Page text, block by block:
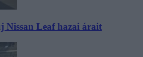
Nissan Leaf hazai árait